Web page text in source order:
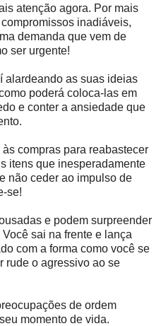
atenção agora. Por mais
inadiáveis,
demanda que vem de
ser urgente!
alardeando as suas ideias
poderá coloca-las em
e conter a ansiedade que
compras para reabastecer
itens que inesperadamente
não ceder ao impulso de
se!
e podem surpreender
sai na frente e lança
com a forma como você se
rude o agressivo ao se
de ordem
momento de vida.